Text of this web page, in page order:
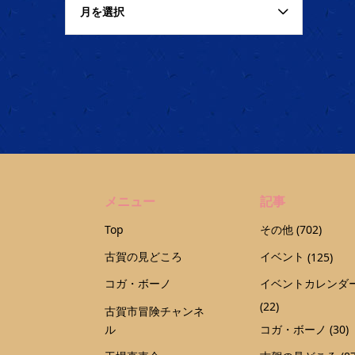
月を選択
メニュー
Top
古賀の見どころ
コガ・ボーノ
古賀市冒険チャンネ
ル
記事
その他 (702)
イベント (125)
イベントカレンダ
(22)
コガ・ボーノ (30)